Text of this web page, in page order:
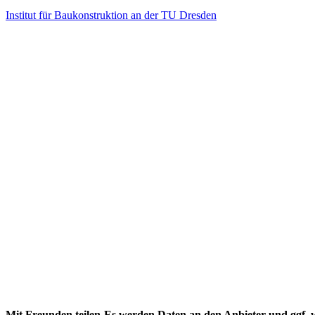
Institut für Baukonstruktion an der TU Dresden